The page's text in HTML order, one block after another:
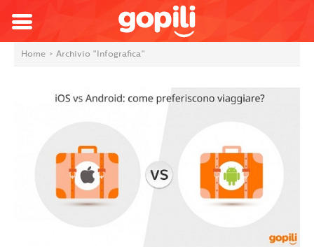
Home > Archivio "Infografica"